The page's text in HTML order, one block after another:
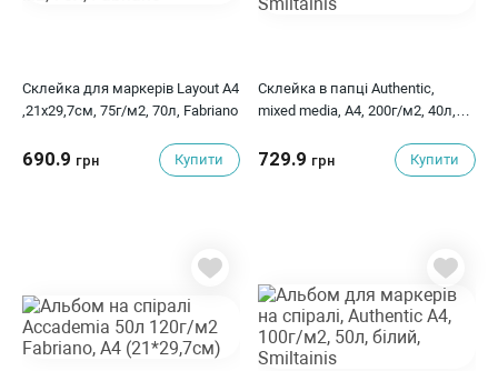
Склейка для маркерів Layout А4
,21x29,7см, 75г/м2, 70л, Fabriano
690.9 грн Купити
Склейка в папці Authentic,
mixed media, А4, 200г/м2, 40л,
729.9 грн Купити